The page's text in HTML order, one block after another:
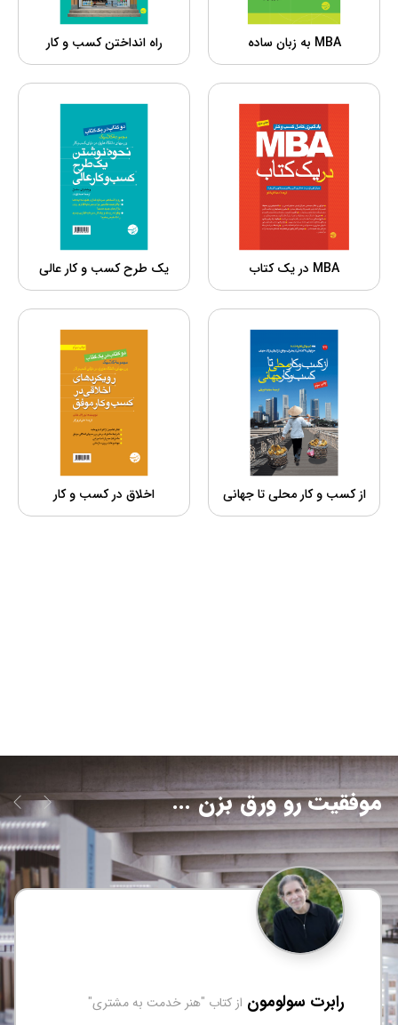
MBA به زبان ساده راه انداختن کسب و کار
MBA در یک کتاب یک طرح کسب و کار عالی
از کسب و کار محلی تا جهانی اخلاق در کسب و کار
موفقیت رو ورق بزن ...
کورتنی ریوم و
از کتاب "راه
ريسک پذير باشيد.
بالايي دارند. شما در
کتاب "هنر خدمت به مشتری"